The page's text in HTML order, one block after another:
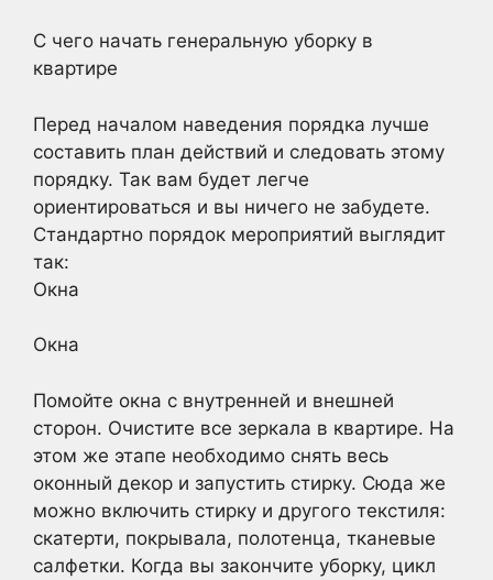
С чего начать генеральную уборку в
квартире
Перед началом наведения порядка лучше
составить план действий и следовать этому
порядку. Так вам будет легче
ориентироваться и вы ничего не забудете.
Стандартно порядок мероприятий выглядит
так:
Окна
Окна
Помойте окна с внутренней и внешней
сторон. Очистите все зеркала в квартире. На
этом же этапе необходимо снять весь
оконный декор и запустить стирку. Сюда же
можно включить стирку и другого текстиля:
скатерти, покрывала, полотенца, тканевые
салфетки. Когда вы закончите уборку, цикл